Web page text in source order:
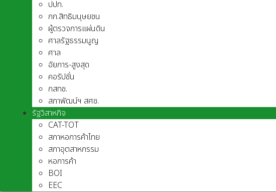
ปปท.
กก.สิทธิมนุษยชน
ผู้ตรวจการแผ่นดิน
ศาลรัฐธรรมนูญ
ศาล
อัยการ-สูงสุด
คอรัปชั่น
กสทช.
สภาพัฒน์ฯ สศช.
รัฐวิสาหกิจ
CAT-TOT
สภาหอการค้าไทย
สภาอุตสาหกรรม
หอการค้า
BOI
EEC